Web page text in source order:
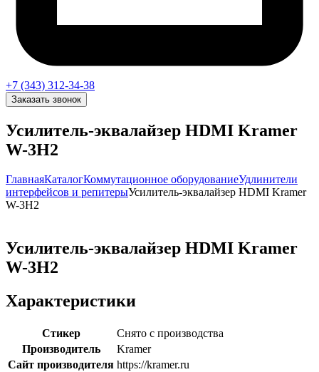
+7 (343) 312-34-38
Заказать звонок
Усилитель-эквалайзер HDMI Kramer
W-3H2
ГлавнаяКаталогКоммутационное оборудованиеУдлинители
интерфейсов и репитерыУсилитель-эквалайзер HDMI Kramer
W-3H2
Усилитель-эквалайзер HDMI Kramer
W-3H2
Характеристики
Стикер
Снято с производства
Производитель
Kramer
Сайт производителя https://kramer.ru